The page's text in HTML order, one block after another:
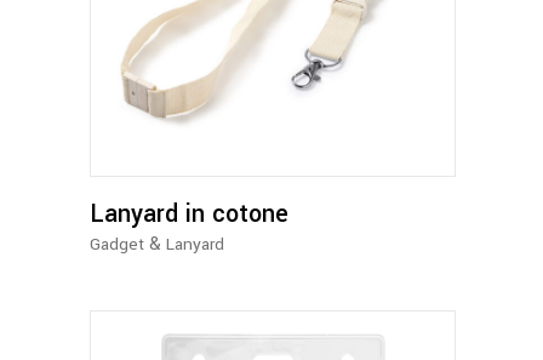
Lanyard in cotone
Gadget & Lanyard